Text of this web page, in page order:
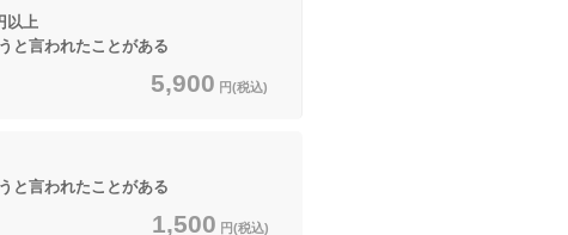
上
言われたことがある
5,900 円(税込)
言われたことがある
1,500 円(税込)